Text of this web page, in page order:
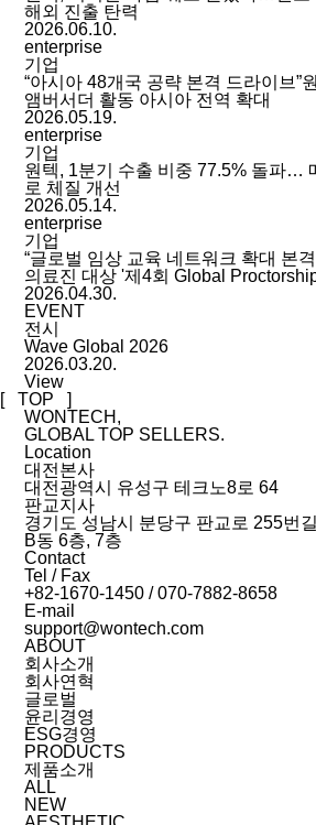
해외 진출 탄력
2026.06.10.
enterprise
기업
“아시아 48개국 공략 본격 드라이브”
앰버서더 활동 아시아 전역 확대
2026.05.19.
enterprise
기업
원텍, 1분기 수출 비중 77.5% 돌파…
로 체질 개선
2026.05.14.
enterprise
기업
“글로벌 임상 교육 네트워크 확대 본
의료진 대상 '제4회 Global
2026.04.30.
EVENT
전시
Wave Global 2026
2026.03.20.
View
[ TOP ]
WONTECH,
GLOBAL TOP SELLERS.
Location
대전본사
대전광역시 유성구 테크노8로 64
판교지사
경기도 성남시 분당구 판교로 255번
B동 6층, 7층
Contact
Tel / Fax
+82-1670-1450 / 070-7882-8658
E-mail
support@wontech.com
ABOUT
회사소개
회사연혁
글로벌
윤리경영
ESG경영
PRODUCTS
제품소개
ALL
NEW